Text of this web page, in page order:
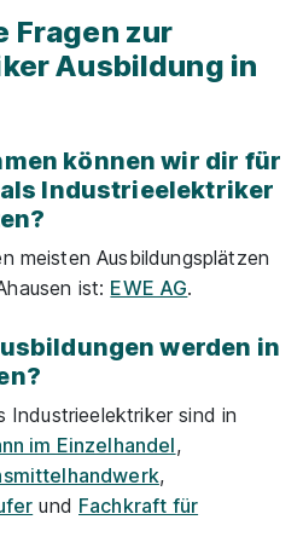
Fragen zur
Ausbildung in
können wir dir für
Industrieelektriker
meisten Ausbildungsplätzen
ist: EWE AG.
werden in
Industrieelektriker sind in
im Einzelhandel,
,
und Fachkraft für